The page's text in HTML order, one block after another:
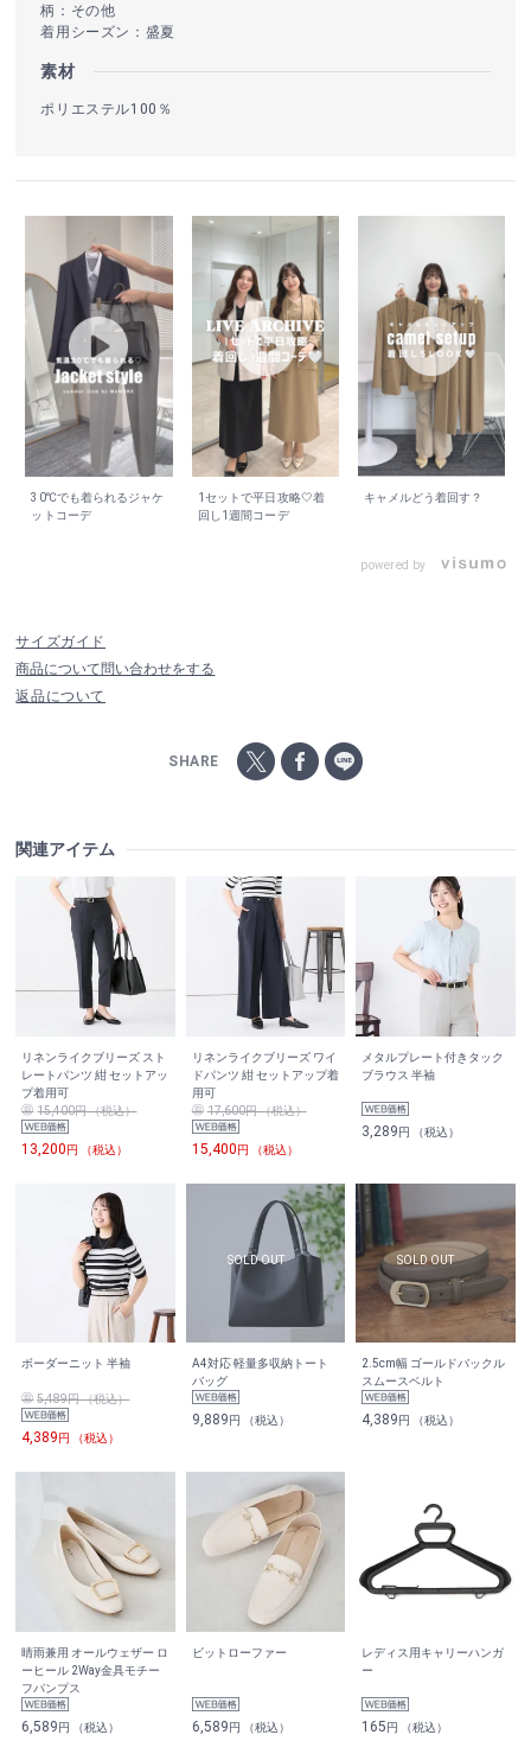
柄：その他
着用シーズン：盛夏
素材
ポリエステル100％
30℃でも着られるジャケ
ットコーデ
1セットで平日攻略🤍着
回し1週間コーデ
キャメルどう着回す？
powered by
サイズガイド
商品について問い合わせをする
返品について
SHARE
関連アイテム
リネンライクブリーズ スト
レートパンツ 紺 セットアッ
プ着用可
15,400円 （税込）
13,200円 （税込）
リネンライクブリーズ ワイ
ドパンツ 紺 セットアップ着
用可
17,600円 （税込）
15,400円 （税込）
メタルプレート付きタック
ブラウス 半袖
3,289円 （税込）
ボーダーニット 半袖
5,489円 （税込）
4,389円 （税込）
A4対応 軽量多収納トート
バッグ
9,889円 （税込）
2.5cm幅 ゴールドバックル
スムースベルト
4,389円 （税込）
晴雨兼用 オールウェザー ロ
ーヒール 2Way金具モチー
フパンプス
6,589円 （税込）
ビットローファー
6,589円 （税込）
レディス用キャリーハンガ
ー
165円 （税込）